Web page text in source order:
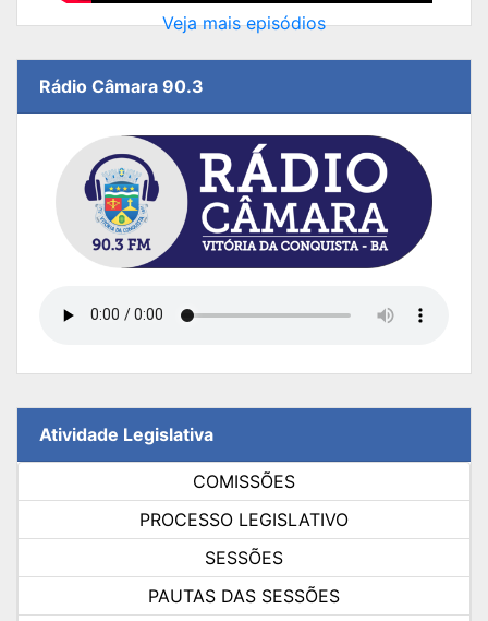
Veja mais episódios
Rádio Câmara 90.3
Atividade Legislativa
COMISSÕES
PROCESSO LEGISLATIVO
SESSÕES
PAUTAS DAS SESSÕES